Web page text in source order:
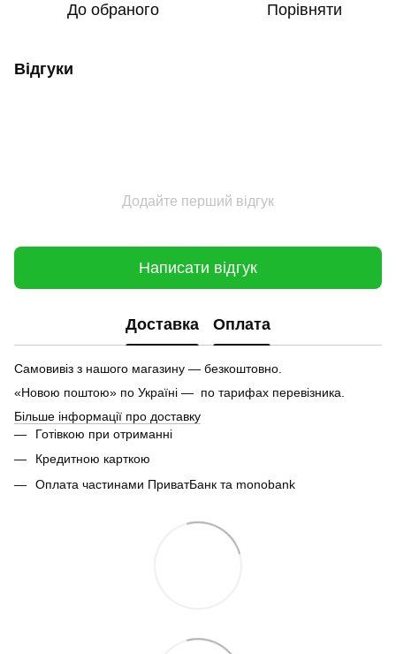
До обраного Порівняти
Відгуки
Додайте перший відгук
Написати відгук
Доставка Оплата
Самовивіз з нашого магазину — безкоштовно.
«Новою поштою» по Україні — по тарифах перевізника.
Більше інформації про доставку
Готівкою при отриманні
Кредитною карткою
Оплата частинами ПриватБанк та monobank